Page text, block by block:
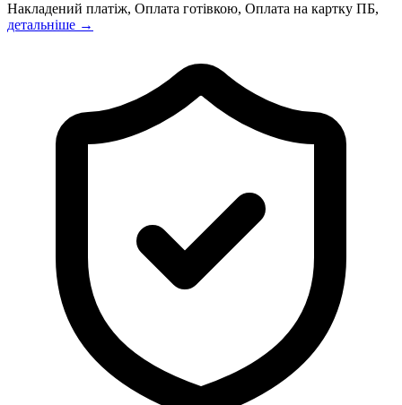
Накладений платіж, Оплата готівкою, Оплата на картку ПБ,
детальніше →